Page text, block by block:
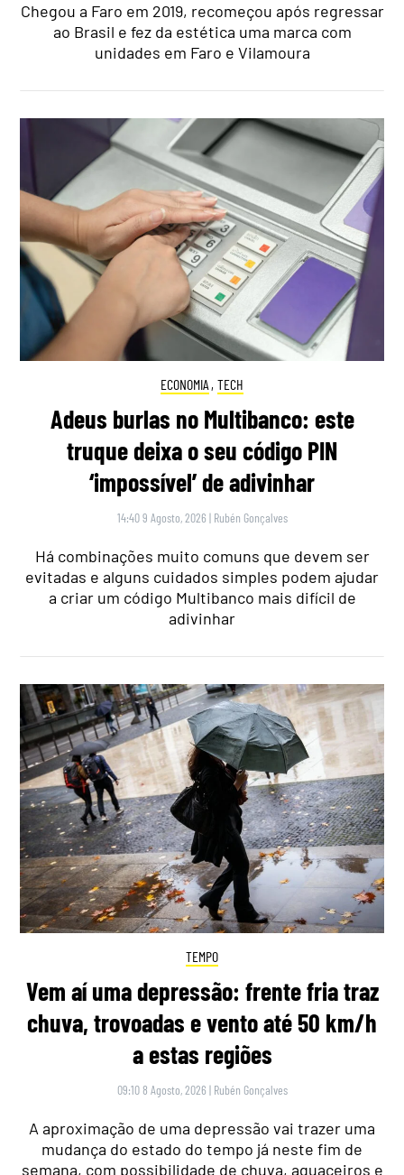
Chegou a Faro em 2019, recomeçou após regressar
ao Brasil e fez da estética uma marca com
unidades em Faro e Vilamoura
ECONOMIA , TECH
Adeus burlas no Multibanco: este
truque deixa o seu código PIN
‘impossível’ de adivinhar
14:40 9 Agosto, 2026 | Rubén Gonçalves
Há combinações muito comuns que devem ser
evitadas e alguns cuidados simples podem ajudar
a criar um código Multibanco mais difícil de
adivinhar
TEMPO
Vem aí uma depressão: frente fria traz
chuva, trovoadas e vento até 50 km/h
a estas regiões
09:10 8 Agosto, 2026 | Rubén Gonçalves
A aproximação de uma depressão vai trazer uma
mudança do estado do tempo já neste fim de
semana, com possibilidade de chuva, aguaceiros e